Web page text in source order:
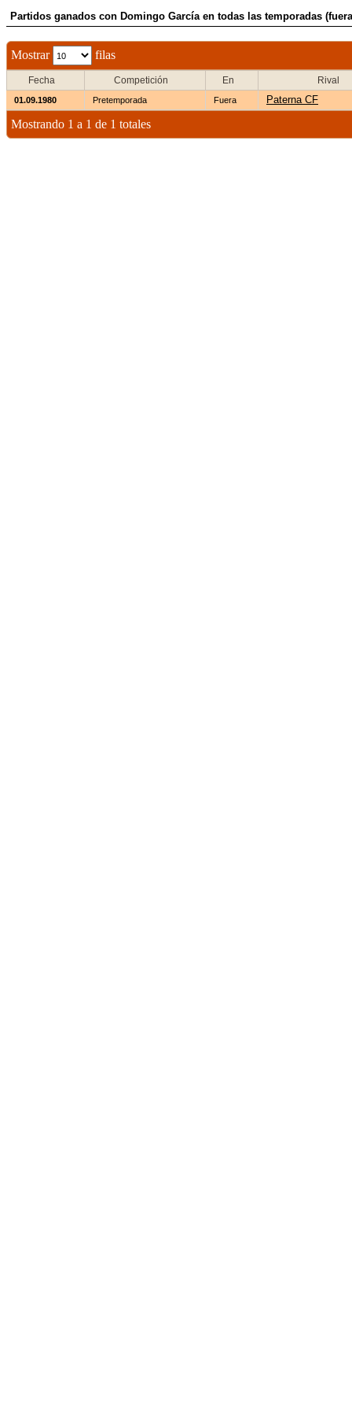
Partidos ganados con Domingo Garcí­a en todas las temporadas
Mostrar filas
Fecha Competición En Rival
01.09.1980 Pretemporada Fuera Paterna CF
Mostrando 1 a 1 de 1 totales